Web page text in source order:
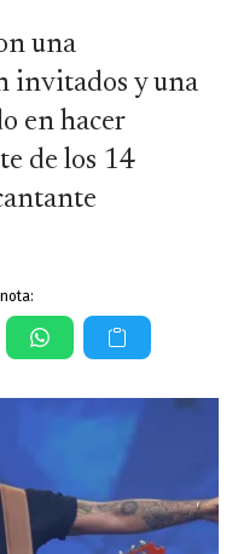
una
invitados y una
en hacer
de los 14